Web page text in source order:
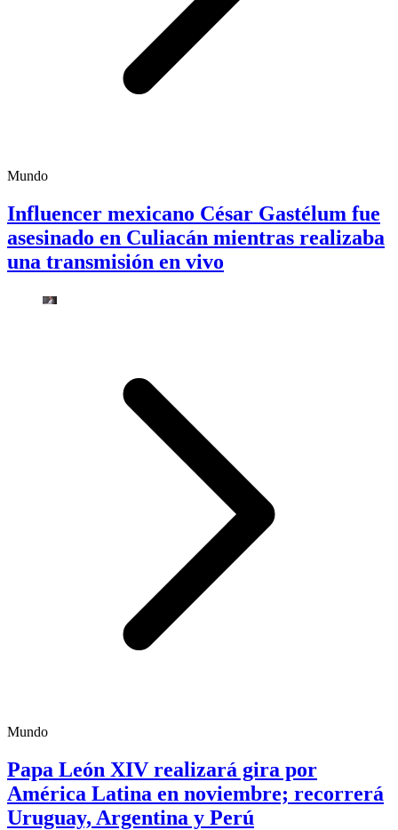
Mundo
Influencer mexicano César Gastélum fue
asesinado en Culiacán mientras realizaba
una transmisión en vivo
Mundo
Papa León XIV realizará gira por
América Latina en noviembre; recorrerá
Uruguay, Argentina y Perú